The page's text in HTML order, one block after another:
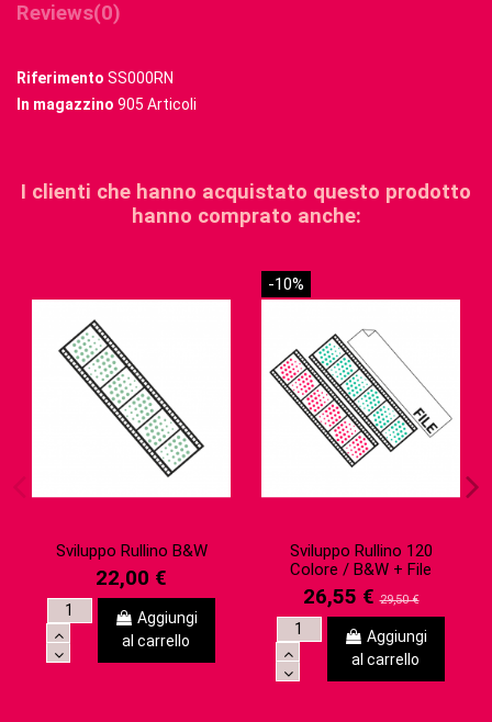
Reviews(0)
Riferimento SS000RN
In magazzino 905 Articoli
I clienti che hanno acquistato questo prodotto
hanno comprato anche:
Sviluppo Rullino B&W
22,00 €
Aggiungi
al carrello
-10%
Sviluppo Rullino 120
Colore / B&W + File
26,55 €29,50 €
Aggiungi
al carrello